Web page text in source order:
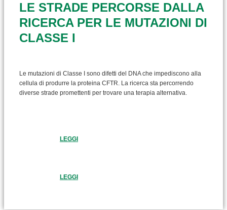
LE STRADE PERCORSE DALLA
RICERCA PER LE MUTAZIONI DI
CLASSE I
Le mutazioni di Classe I sono difetti del DNA che impediscono alla
cellula di produrre la proteina CFTR. La ricerca sta percorrendo
diverse strade promettenti per trovare una terapia alternativa.
LEGGI
LEGGI